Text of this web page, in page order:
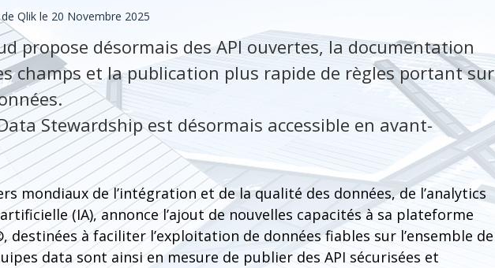
Qlik le 20 Novembre 2025
propose désormais des API ouvertes, la documentation
champs et la publication plus rapide de règles portant sur
Stewardship est désormais accessible en avant-
mondiaux de l’intégration et de la qualité des données, de l’analytics
(IA), annonce l’ajout de nouvelles capacités à sa plateforme
destinées à faciliter l’exploitation de données fiables sur l’ensemble de
data sont ainsi en mesure de publier des API sécurisées et